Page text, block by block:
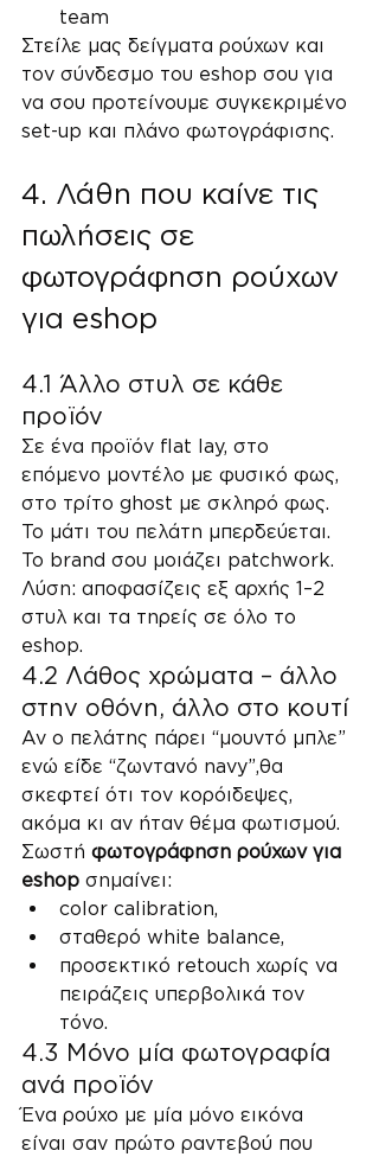
team
Στείλε μας δείγματα ρούχων και
τον σύνδεσμο του eshop σου για
να σου προτείνουμε συγκεκριμένο
set-up και πλάνο φωτογράφισης.
4. Λάθη που καίνε τις
πωλήσεις σε
φωτογράφηση ρούχων
για eshop
4.1 Άλλο στυλ σε κάθε
προϊόν
Σε ένα προϊόν flat lay, στο
επόμενο μοντέλο με φυσικό φως,
στο τρίτο ghost με σκληρό φως.
Το μάτι του πελάτη μπερδεύεται.
Το brand σου μοιάζει patchwork.
Λύση: αποφασίζεις εξ αρχής 1–2
στυλ και τα τηρείς σε όλο το
eshop.
4.2 Λάθος χρώματα – άλλο
στην οθόνη, άλλο στο κουτί
Αν ο πελάτης πάρει “μουντό μπλε”
ενώ είδε “ζωντανό navy”,θα
σκεφτεί ότι τον κορόιδεψες,
ακόμα κι αν ήταν θέμα φωτισμού.
Σωστή φωτογράφηση ρούχων για
eshop σημαίνει:
color calibration,
σταθερό white balance,
προσεκτικό retouch χωρίς να
πειράζεις υπερβολικά τον
τόνο.
4.3 Μόνο μία φωτογραφία
ανά προϊόν
Ένα ρούχο με μία μόνο εικόνα
είναι σαν πρώτο ραντεβού που